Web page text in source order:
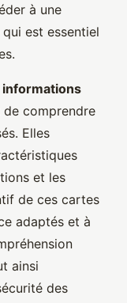
à une
est essentiel
informations
comprendre
Elles
et les
de ces cartes
adaptés et à
ainsi
des